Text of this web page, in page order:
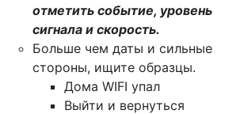
отметить событие, уровень
сигнала и скорость.
Больше чем даты и сильные
стороны, ищите образцы.
Дома WIFI упал
Выйти и вернуться